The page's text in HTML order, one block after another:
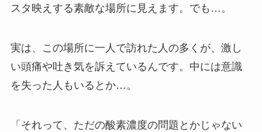
スタ映えする素敵な場所に見えます。でも…。
実は、この場所に一人で訪れた人の多くが、激し
い頭痛や吐き気を訴えているんです。中には意識
を失った人もいるとか…。
「それって、ただの酸素濃度の問題とかじゃない